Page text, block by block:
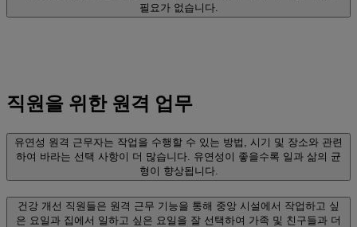
필요가 없습니다.
직원을 위한 원격 업무
유연성 원격 근무자는 작업을 수행할 수 있는 방법, 시기 및 장소와 관련
하여 바라는 선택 사항이 더 많습니다. 유연성이 좋을수록 일과 삶의 균
형이 향상됩니다.
건강 개선 직원들은 원격 근무 기능을 통해 중앙 시설에서 작업하고 싶
은 요일과 집에서 일하고 싶은 요일을 잘 선택하여 가족 및 친구들과 더